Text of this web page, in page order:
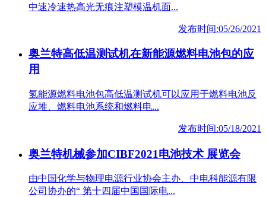
中速冷速热高光无痕注塑模温机面...
发布时间:05/26/2021
奥兰特高低温测试机在新能源燃料电池包的应
用
氢能源燃料电池包高低温测试机可以应用于燃料电池反
应堆、燃料电池系统和燃料电...
发布时间:05/18/2021
奥兰特机械参加CIBF2021电池技术 展览会
由中国化学与物理电源行业协会主办、中电科能源有限
公司协办的“ 第十四届中国国际电...